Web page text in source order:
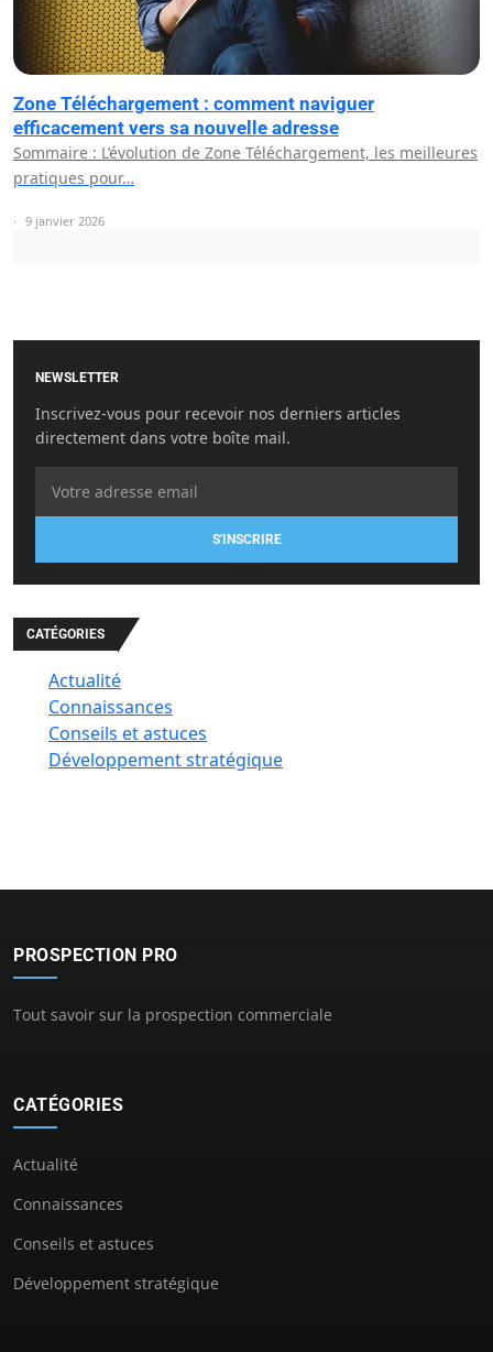
Zone Téléchargement : comment naviguer
efficacement vers sa nouvelle adresse
Sommaire : L’évolution de Zone Téléchargement, les meilleures
pratiques pour…
9 janvier 2026
NEWSLETTER
Inscrivez-vous pour recevoir nos derniers articles
directement dans votre boîte mail.
S'INSCRIRE
CATÉGORIES
Actualité
Connaissances
Conseils et astuces
Développement stratégique
PROSPECTION PRO
Tout savoir sur la prospection commerciale
CATÉGORIES
Actualité
Connaissances
Conseils et astuces
Développement stratégique